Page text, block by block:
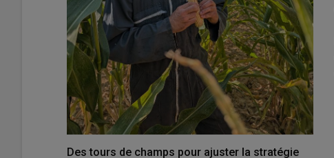
Des tours de champs pour ajuster la stratégie